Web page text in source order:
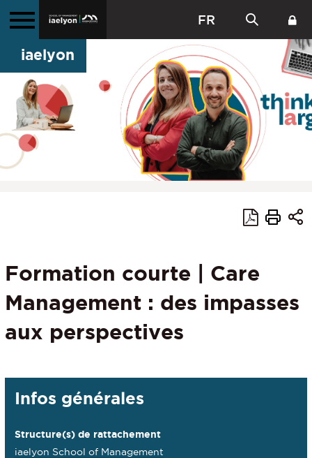
FR
iaelyon
Formation courte | Care
Management : des impasses
aux perspectives
Détails
Infos générales
Structure(s) de rattachement
iaelyon School of Management